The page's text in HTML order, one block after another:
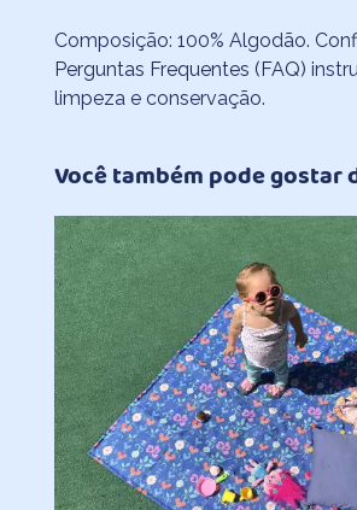
Composição: 100% Algodão.
Perguntas Frequentes (FAQ)
limpeza e conservação.
Você também pode gostar